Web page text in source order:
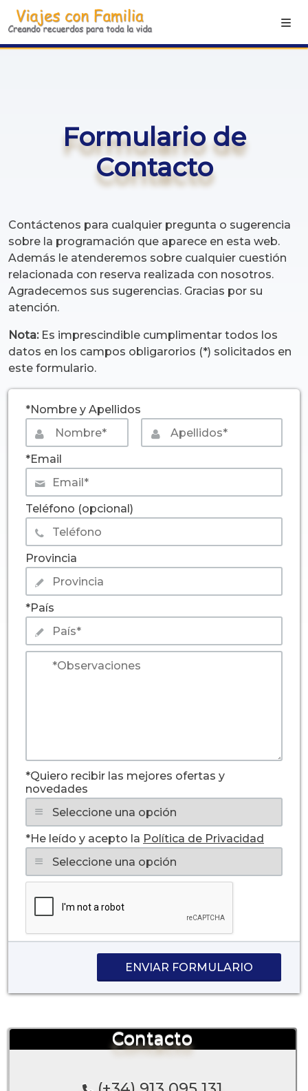
Formulario de
Contacto
Contáctenos para cualquier pregunta o sugerencia
sobre la programación que aparece en esta web.
Además le atenderemos sobre cualquier cuestión
relacionada con reserva realizada con nosotros.
Agradecemos sus sugerencias. Gracias por su
atención.
Nota:Es imprescindible cumplimentar todos los
datos en los campos obligarorios (*) solicitados en
este formulario.
*Nombre y Apellidos
*Email
Teléfono (opcional)
Provincia
*País
*Quiero recibir las mejores ofertas y
novedades
*He leído y acepto la Política de Privacidad
ENVIAR FORMULARIO
Contacto